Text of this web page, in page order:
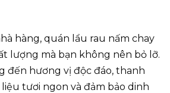
hàng, quán lẩu rau nấm chay
lượng mà bạn không nên bỏ lỡ.
đến hương vị độc đáo, thanh
tươi ngon và đảm bảo dinh